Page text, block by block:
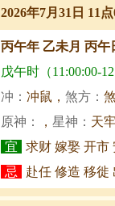
2026年7月31日 11
丙午年 乙未月 丙午
戊午时（11:00:00-
冲： 冲鼠， 煞方：
原神：
， 星神： 天
宜
求财 嫁娶 开市
忌
赴任 修造 移徙